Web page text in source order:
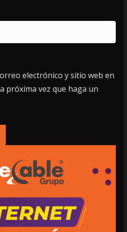
electrónico y sitio web en
próxima vez que haga un